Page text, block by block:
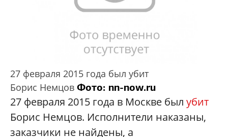
27 февраля 2015 года был убит
Борис Немцов Фото: nn-now.ru
27 февраля 2015 года в Москве был убит
Борис Немцов. Исполнители наказаны,
заказчики не найдены, а